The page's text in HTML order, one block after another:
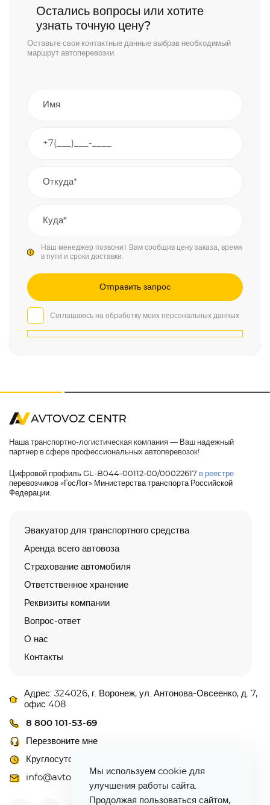
Остались вопросы или хотите
узнать точную цену?
Оставьте свои контактные данные выбрав необходимый
маршрут автоперевозки.
Наш менеджер позвонит Вам сообщив цену заказа, время
в пути и сроки доставки.
Соглашаюсь на обработку моих персональных данных
Наша транспортно-логистическая компания — Ваш надежный
партнер в сфере профессиональных автоперевозок!
Цифровой профиль GL-B044-00112-00/00022617 в реестре
перевозчиков «ГосЛог» Министерства транспорта Российской
Федерации.
Эвакуатор для транспортного средства
Аренда всего автовоза
Страхование автомобиля
Ответственное хранение
Реквизиты компании
Вопрос-ответ
О нас
Контакты
Адрес: 324026, г. Воронеж, ул. Антонова-Овсеенко, д. 7,
офис 408
8 800 101-53-69
Перезвоните мне
Круглосуточно
info@avtovoz-centr.ru
Мы используем cookie для
улучшения работы сайта.
Продолжая пользоваться сайтом,